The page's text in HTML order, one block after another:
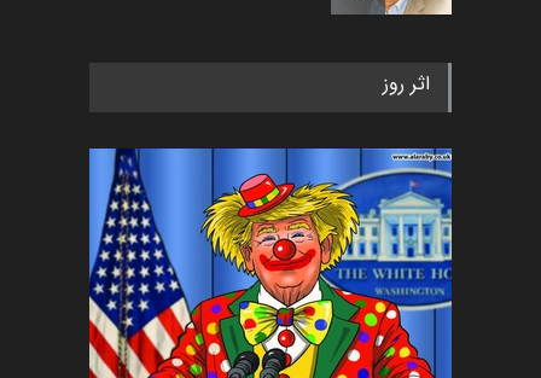
رویداد کارگاهی کارتون و پوستر
اخبار 5 ماه قبل
فراخوان رویداد کارگاهی کارتون و
پوستر "ایران سربل…
اخبار 6 ماه قبل
اثر روز